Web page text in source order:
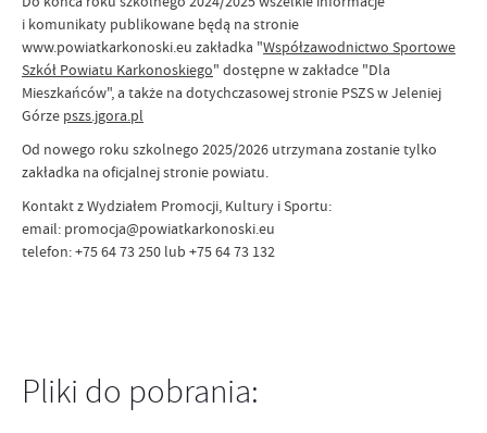
i komunikaty publikowane będą na stronie
www.powiatkarkonoski.eu zakładka "Współzawodnictwo Sportowe
Szkół Powiatu Karkonoskiego" dostępne w zakładce "Dla
Mieszkańców", a także na dotychczasowej stronie PSZS w Jeleniej
Górze pszs.jgora.pl
Od nowego roku szkolnego 2025/2026 utrzymana zostanie tylko
zakładka na oficjalnej stronie powiatu.
Kontakt z Wydziałem Promocji, Kultury i Sportu:
email: promocja@powiatkarkonoski.eu
telefon: +75 64 73 250 lub +75 64 73 132
Pliki do pobrania: